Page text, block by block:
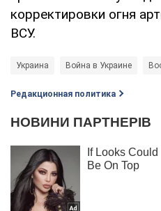
корректировки огня
ВСУ.
Украина Война в Украине
Редакционная политика